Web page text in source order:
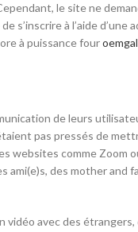
le site ne
s’inscrire à l’aide d’une
à puissance fouroemgal
de leurs
pas pressés de
comme Zoom
ami(e)s, des mother and
avec des